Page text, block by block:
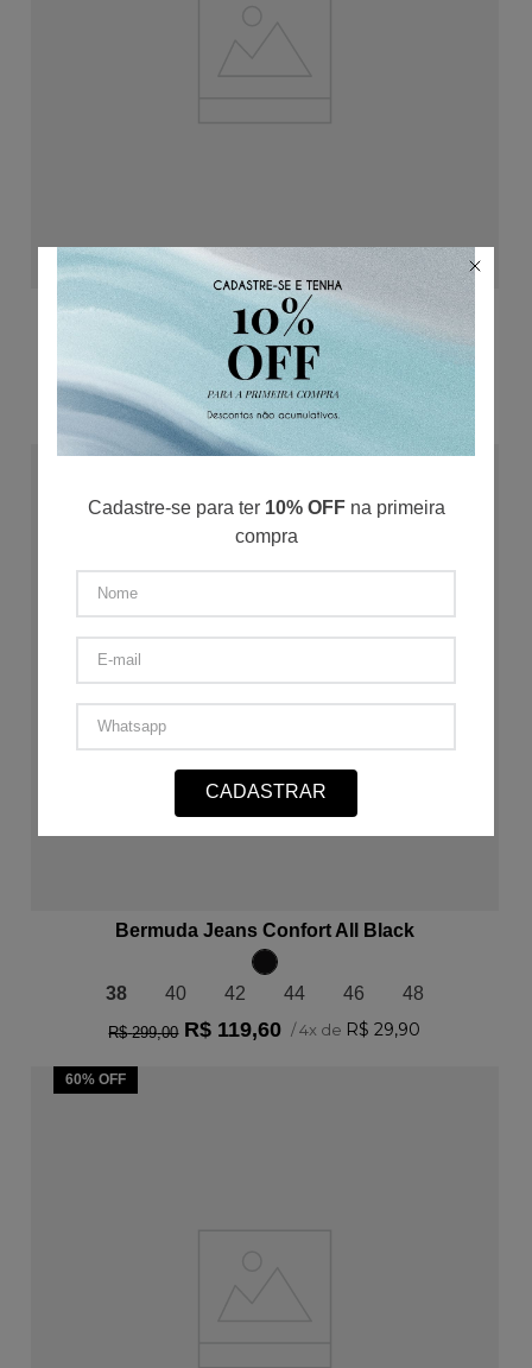
ADICIONAR AO CARRINHO
Bermuda Moletinho Com Linho
38 42 44 46
R$ 379,00 R$ 227, 40 / 6 x de 37 90
60%OFF
Bermuda Jeans Confort All Black
38 40 42 44 46 48
R$ 299,00 R$ 119,60 /4x de R$ 29,90
60% OFF
Cadastre-se para ter 10% OFFna primeira
compra
CADASTRAR